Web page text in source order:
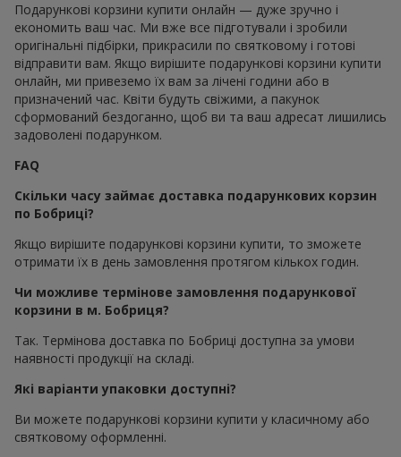
Подарункові корзини купити онлайн — дуже зручно і
економить ваш час. Ми вже все підготували і зробили
оригінальні підбірки, прикрасили по святковому і готові
відправити вам. Якщо вирішите подарункові корзини купити
онлайн, ми привеземо їх вам за лічені години або в
призначений час. Квіти будуть свіжими, а пакунок
сформований бездоганно, щоб ви та ваш адресат лишились
задоволені подарунком.
FAQ
Скільки часу займає доставка подарункових корзин
по Бобриці?
Якщо вирішите подарункові корзини купити, то зможете
отримати їх в день замовлення протягом кількох годин.
Чи можливе термінове замовлення подарункової
корзини в м. Бобриця?
Так. Термінова доставка по Бобриці доступна за умови
наявності продукції на складі.
Які варіанти упаковки доступні?
Ви можете подарункові корзини купити у класичному або
святковому оформленні.